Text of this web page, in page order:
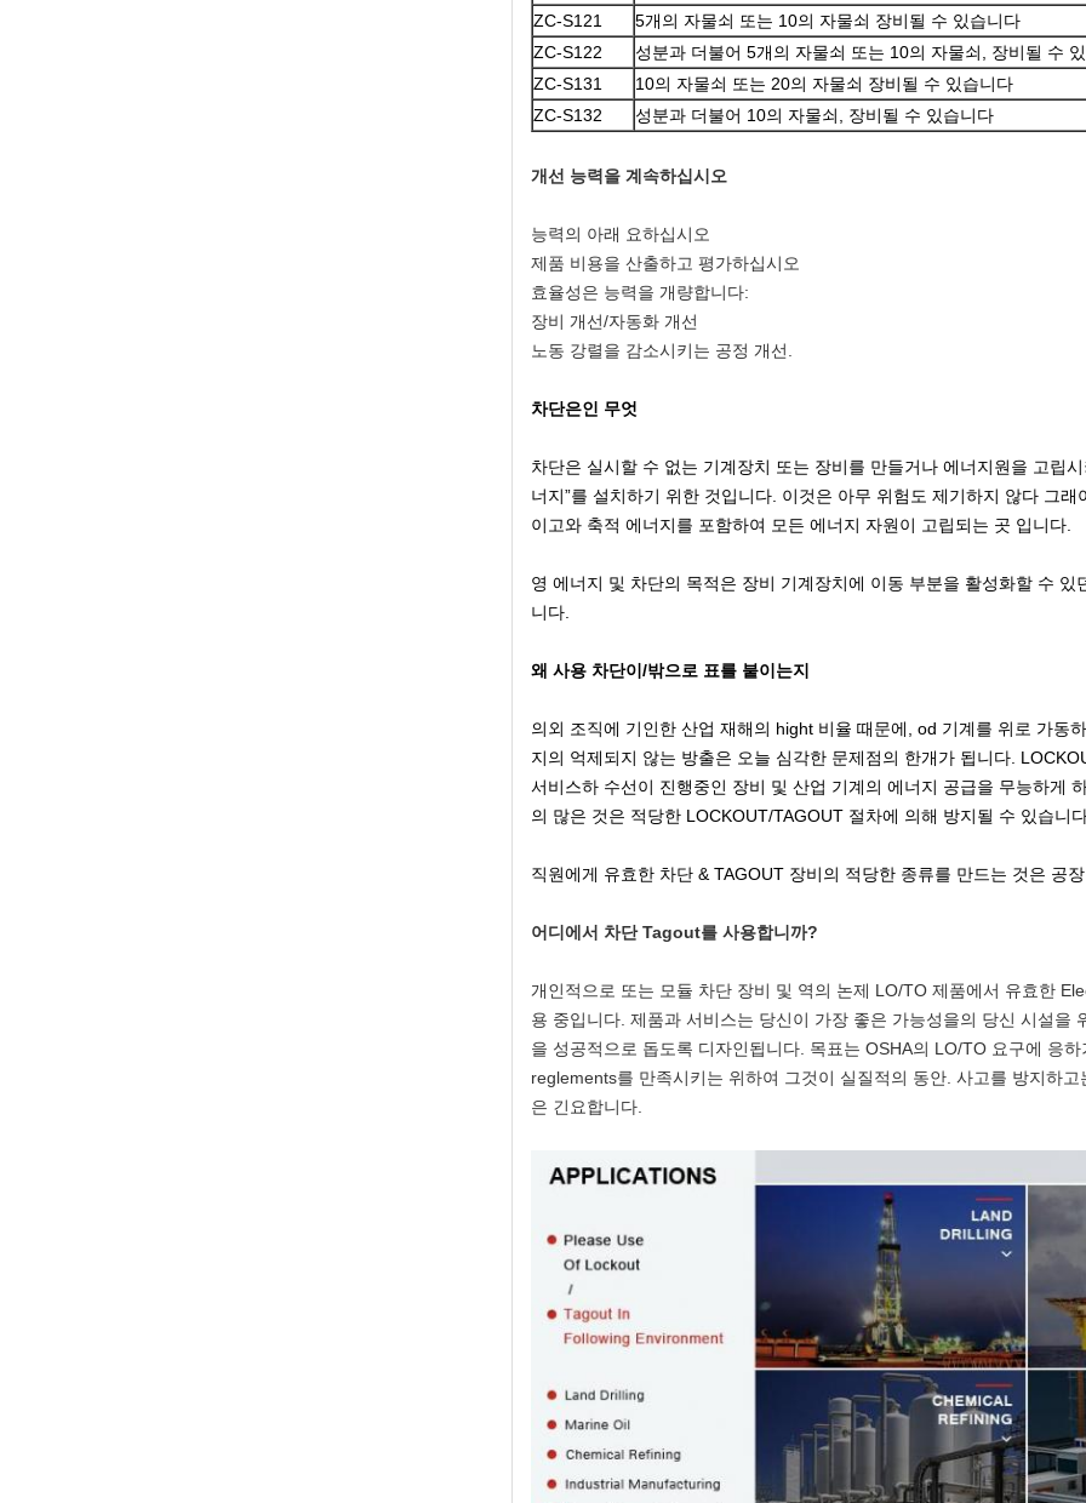
ZC-S121
5개의 자물쇠 또는 10의 자물쇠 장비될 수 있습니다
ZC-S122
성분과 더불어 5개의 자물쇠 또는 10의 자물쇠, 장비될 수
ZC-S131
10의 자물쇠 또는 20의 자물쇠 장비될 수 있습니다
ZC-S132
성분과 더불어 10의 자물쇠, 장비될 수 있습니다
개선 능력을 계속하십시오
능력의 아래 요하십시오
제품 비용을 산출하고 평가하십시오
효율성은 능력을 개량합니다:
장비 개선/자동화 개선
노동 강렬을 감소시키는 공정 개선.
차단은인 무엇
차단은 실시할 수 없는 기계장치 또는 장비를 만들거나 에너지원을 고립
너지”를 설치하기 위한 것입니다. 이것은 아무 위험도 제기하지 않다 그
이고와 축적 에너지를 포함하여 모든 에너지 자원이 고립되는 곳 입니다.
영 에너지 및 차단의 목적은 장비 기계장치에 이동 부분을 활성화할 수
니다.
왜 사용 차단이/밖으로 표를 붙이는지
의외 조직에 기인한 산업 재해의 hight 비율 때문에, od 기계를 위로 가동
지의 억제되지 않는 방출은 오늘 심각한 문제점의 한개가 됩니다.
서비스하 수선이 진행중인 장비 및 산업 기계의 에너지 공급을 무능하게
의 많은 것은 적당한 LOCKOUT/TAGOUT 절차에 의해 방지될 수 있습니
직원에게 유효한 차단 & TAGOUT 장비의 적당한 종류를 만드는 것은 공
어디에서 차단 Tagout를 사용합니까?
개인적으로 또는 모듈 차단 장비 및 역의 논제 LO/TO 제품에서 유효한
용 중입니다. 제품과 서비스는 당신이 가장 좋은 가능성을의 당신 시설을
을 성공적으로 돕도록 디자인됩니다. 목표는 OSHA의 LO/TO 요구에 응
reglements를 만족시키는 위하여 그것이 실질적의 동안. 사고를 방지하
은 긴요합니다.